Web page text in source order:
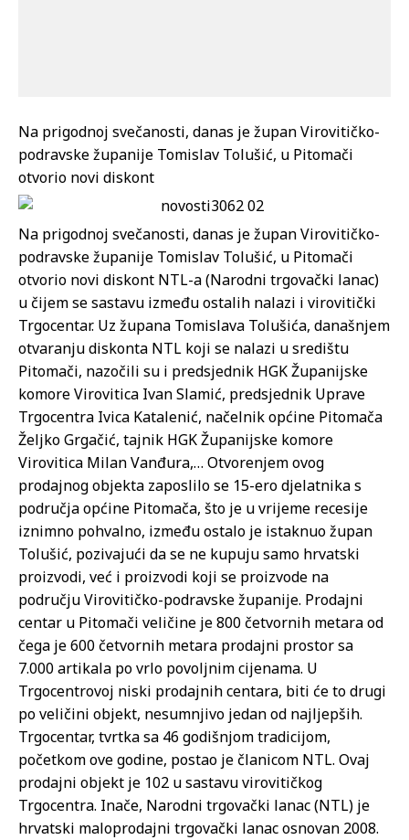
Na prigodnoj svečanosti, danas je župan Virovitičko-
podravske županije Tomislav Tolušić, u Pitomači
otvorio novi diskont
Na prigodnoj svečanosti, danas je župan Virovitičko-
podravske županije Tomislav Tolušić, u Pitomači
otvorio novi diskont NTL-a (Narodni trgovački lanac)
u čijem se sastavu između ostalih nalazi i virovitički
Trgocentar. Uz župana Tomislava Tolušića, današnjem
otvaranju diskonta NTL koji se nalazi u središtu
Pitomači, nazočili su i predsjednik HGK Županijske
komore Virovitica Ivan Slamić, predsjednik Uprave
Trgocentra Ivica Katalenić, načelnik općine Pitomača
Željko Grgačić, tajnik HGK Županijske komore
Virovitica Milan Vanđura,… Otvorenjem ovog
prodajnog objekta zaposlilo se 15-ero djelatnika s
područja općine Pitomača, što je u vrijeme recesije
iznimno pohvalno, između ostalo je istaknuo župan
Tolušić, pozivajući da se ne kupuju samo hrvatski
proizvodi, već i proizvodi koji se proizvode na
području Virovitičko-podravske županije. Prodajni
centar u Pitomači veličine je 800 četvornih metara od
čega je 600 četvornih metara prodajni prostor sa
7.000 artikala po vrlo povoljnim cijenama. U
Trgocentrovoj niski prodajnih centara, biti će to drugi
po veličini objekt, nesumnjivo jedan od najljepših.
Trgocentar, tvrtka sa 46 godišnjom tradicijom,
početkom ove godine, postao je članicom NTL. Ovaj
prodajni objekt je 102 u sastavu virovitičkog
Trgocentra. Inače, Narodni trgovački lanac (NTL) je
hrvatski maloprodajni trgovački lanac osnovan 2008.